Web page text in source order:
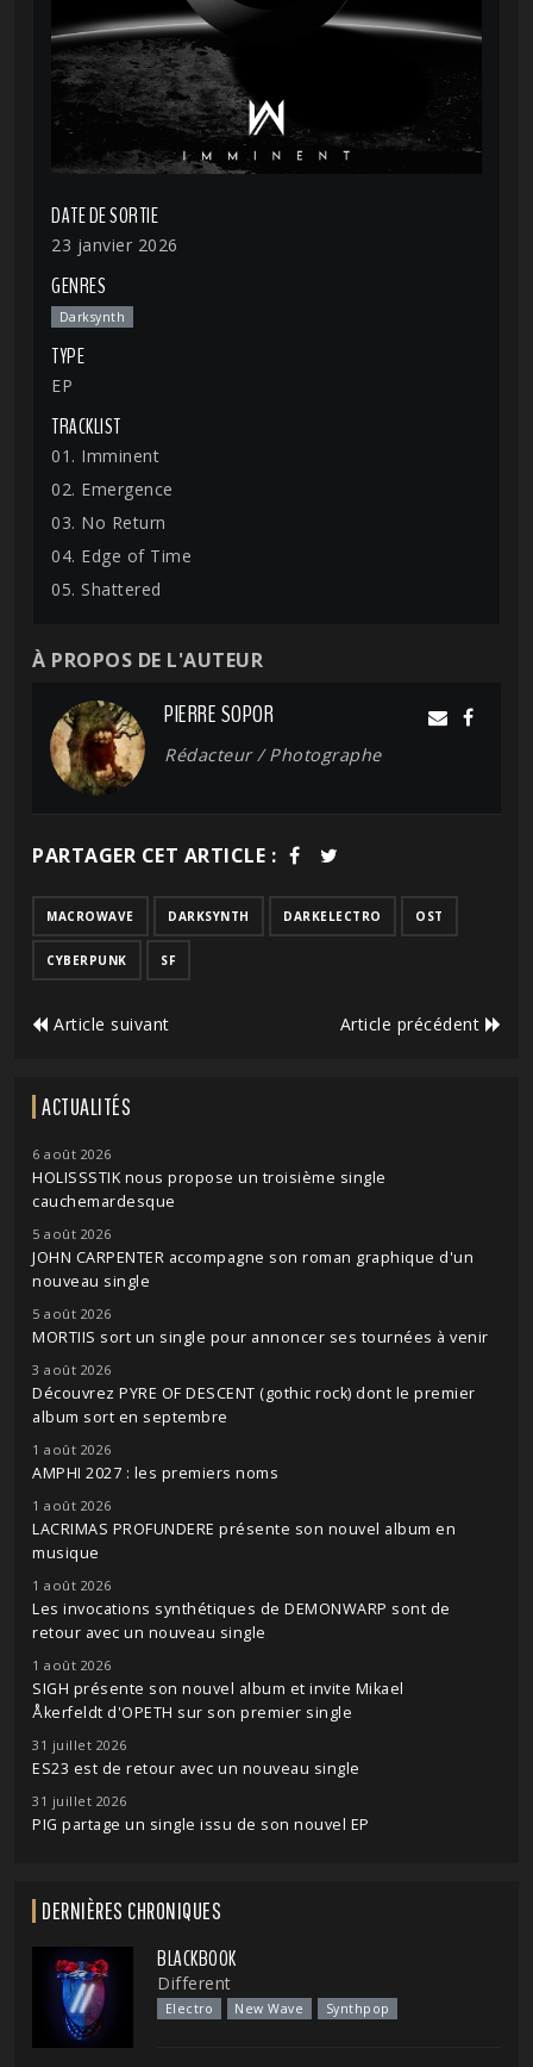
DATE DE SORTIE
23 janvier 2026
GENRES
Darksynth
TYPE
EP
TRACKLIST
01. Imminent
02. Emergence
03. No Return
04. Edge of Time
05. Shattered
À PROPOS DE L'AUTEUR
PIERRE SOPOR
Rédacteur / Photographe
PARTAGER CET ARTICLE :
MACROWAVE DARKSYNTH DARKELECTRO OST
CYBERPUNK SF
Article suivant Article précédent
ACTUALITÉS
6 août 2026
HOLISSSTIK nous propose un troisième single
cauchemardesque
5 août 2026
JOHN CARPENTER accompagne son roman graphique d'un
nouveau single
5 août 2026
MORTIIS sort un single pour annoncer ses tournées à venir
3 août 2026
Découvrez PYRE OF DESCENT (gothic rock) dont le premier
album sort en septembre
1 août 2026
AMPHI 2027 : les premiers noms
1 août 2026
LACRIMAS PROFUNDERE présente son nouvel album en
musique
1 août 2026
Les invocations synthétiques de DEMONWARP sont de
retour avec un nouveau single
1 août 2026
SIGH présente son nouvel album et invite Mikael
Åkerfeldt d'OPETH sur son premier single
31 juillet 2026
ES23 est de retour avec un nouveau single
31 juillet 2026
PIG partage un single issu de son nouvel EP
DERNIÈRES CHRONIQUES
BLACKBOOK
Different
Electro New Wave Synthpop